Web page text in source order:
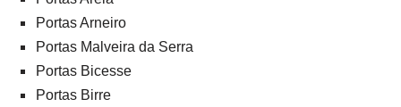
Portas Arneiro
Portas Malveira da Serra
Portas Bicesse
Portas Birre